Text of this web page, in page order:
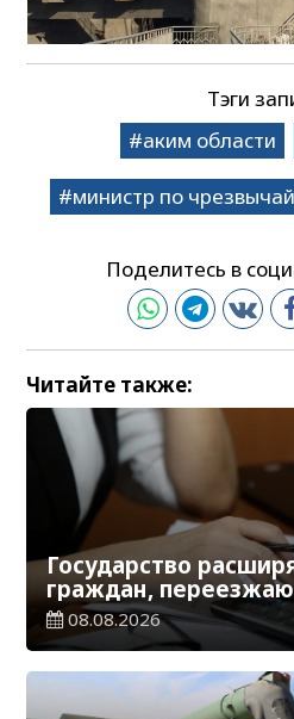
Тэги
аким области
министр по
Поделитесь в
Читайте также:
Государство
граждан,
регионы для работы
08.08.2026